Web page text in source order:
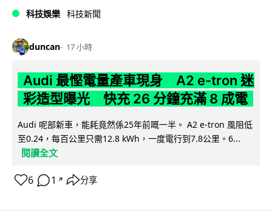
科技娛樂 科技新聞
duncan 17 小時
Audi 最慳電量產車現身 A2 e-tron 迷
彩造型曝光 快充 26 分鐘充滿 8 成電
Audi 呢部新車，能耗竟然係25年前嘅一半。 A2 e-tron 風阻低
至0.24，每百公里只需12.8 kWh，一度電行到7.8公里。6...
閱讀全文
6 1 ↗ 分享